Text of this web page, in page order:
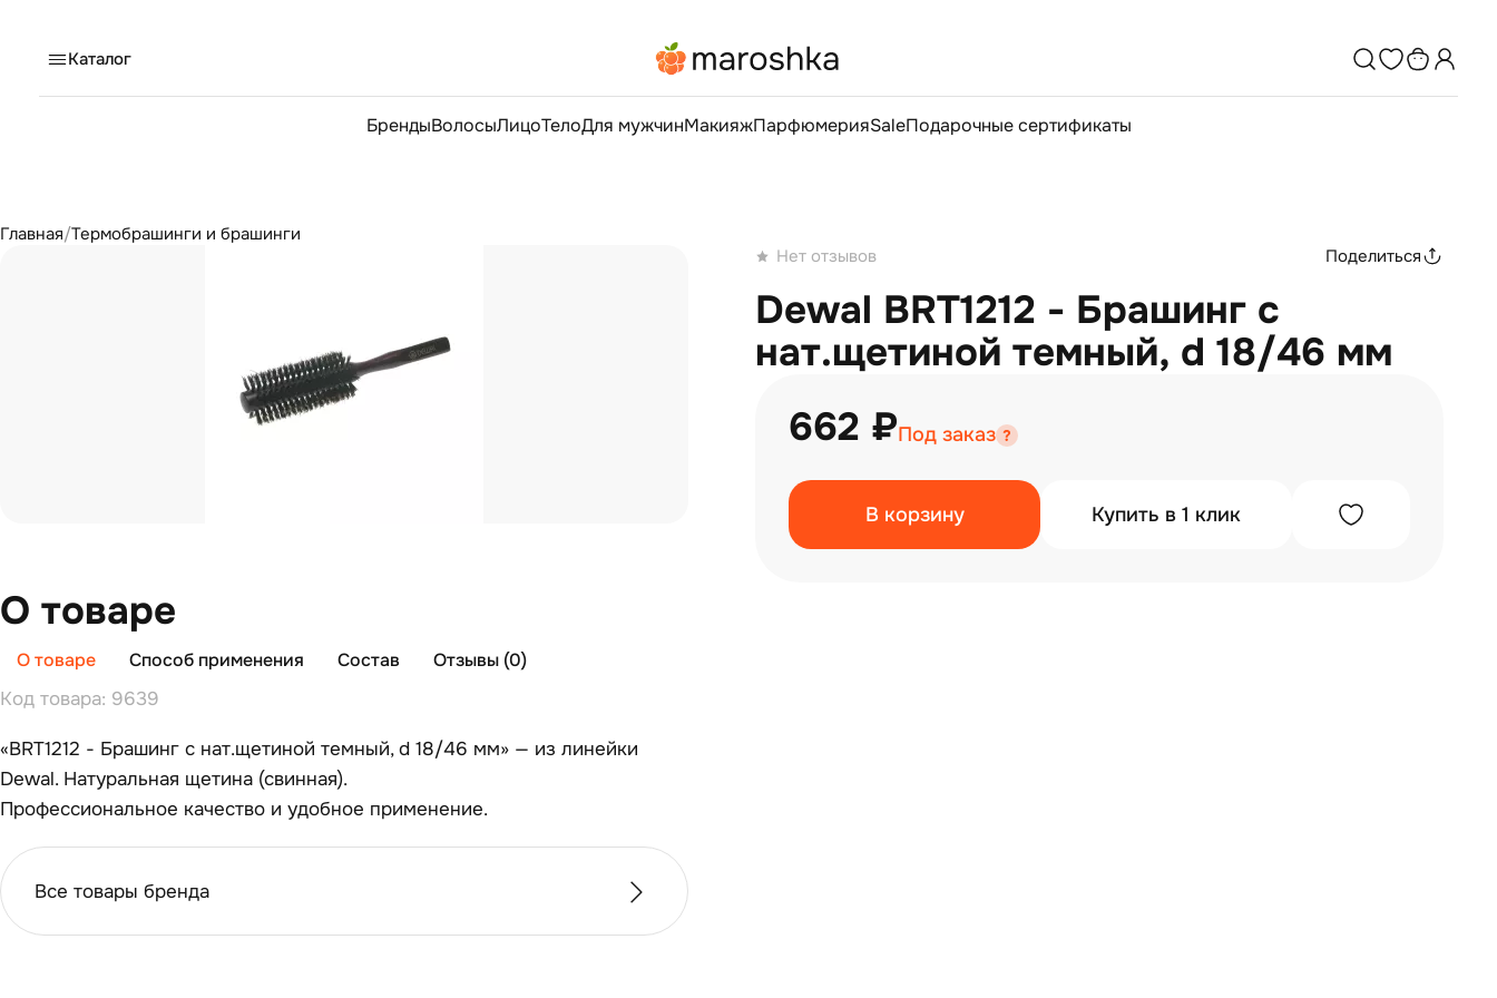
Каталог
БрендыВолосыЛицоТелоДля мужчинМакияжПарфюмерияSaleПодарочные сертификаты
Главная/Термобрашинги и брашинги
Нет отзывов
Поделиться
Dewal BRT1212 - Брашинг с
нат.щетиной темный, d 18/46 мм
662 ₽Под заказ
В корзину Купить в 1 клик
О товаре
О товаре Способ применения Состав
Отзывы (0)
Код товара: 9639
«BRT1212 - Брашинг с нат.щетиной темный, d 18/46 мм» — из линейки
Dewal. Натуральная щетина (свинная).
Профессиональное качество и удобное применение.
Все товары бренда